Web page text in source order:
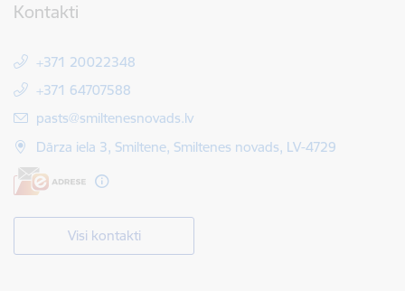
Kontakti
+371 20022348
+371 64707588
E-pasts:
pasts@smiltenesnovads.lv
Dārza iela 3, Smiltene, Smiltenes novads, LV-4729
Visi kontakti